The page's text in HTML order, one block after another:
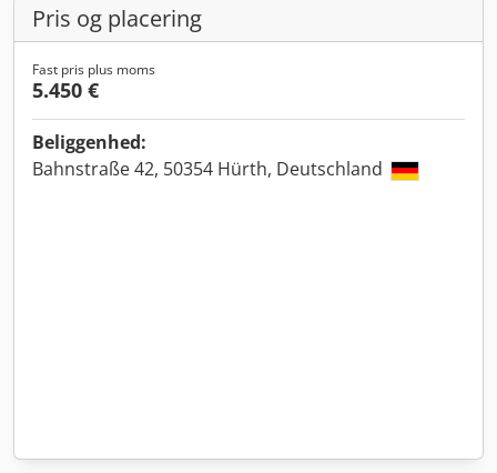
Pris og placering
Fast pris plus moms
5.450 €
Beliggenhed:
Bahnstraße 42, 50354 Hürth, Deutschland